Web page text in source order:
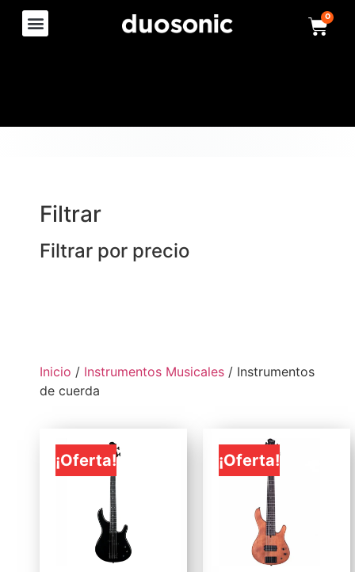
0
Filtrar
Filtrar por precio
Inicio / Instrumentos Musicales / Instrumentos
de cuerda
¡Oferta! ¡Oferta!